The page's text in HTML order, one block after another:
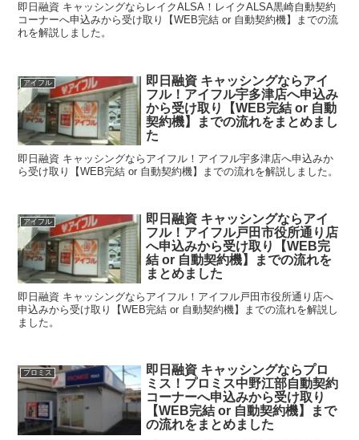
即日融資 キャッシングならレイクALSA！レイクALSA黒崎自動契約
コーナーへ申込みから受け取り【WEB完結 or 自動契約機】までの流
れを解説しました。
アイフル
即日融資 キャッシングならアイ
フル！アイフル宇多津店へ申込み
から受け取り【WEB完結 or 自動
契約機】までの流れをまとめまし
た
即日融資 キャッシングならアイフル！アイフル宇多津店へ申込みか
ら受け取り【WEB完結 or 自動契約機】までの流れを解説しました。
アイフル
即日融資 キャッシングならアイ
フル！アイフル戸田市役所通り店
へ申込みから受け取り【WEB完
結 or 自動契約機】までの流れを
まとめました
即日融資 キャッシングならアイフル！アイフル戸田市役所通り店へ
申込みから受け取り【WEB完結 or 自動契約機】までの流れを解説し
ました。
プロミス
即日融資 キャッシングならプロ
ミス！プロミス中野江部自動契約
コーナーへ申込みから受け取り
【WEB完結 or 自動契約機】まで
の流れをまとめました